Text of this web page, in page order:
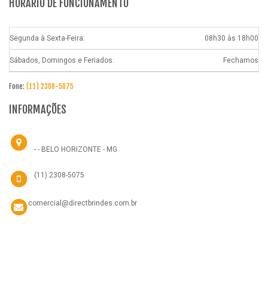
HORÁRIO DE FUNCIONAMENTO
Segunda à Sexta-Feira: 08h30 às 18h00
Sábados, Domingos e Feriados: Fechamos
Fone: (11) 2308-5075
INFORMAÇÕES
- - BELO HORIZONTE - MG
(11) 2308-5075
comercial@directbrindes.com.br